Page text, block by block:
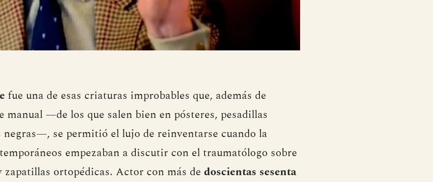
fue una de esas criaturas improbables que, además de
manual —de los que salen bien en pósteres, pesadillas
negras—, se permitió el lujo de reinventarse cuando la
empezaban a discutir con el traumatólogo sobre
ortopédicas. Actor con más de doscientas sesenta